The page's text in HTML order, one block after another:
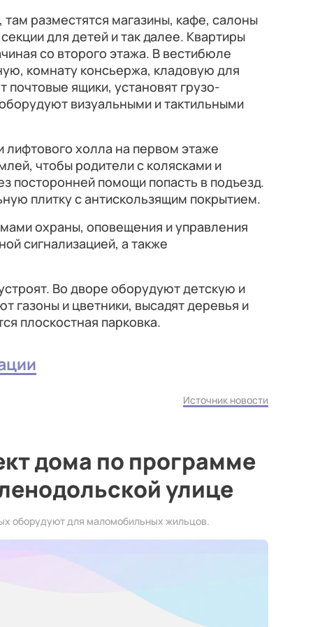
разместятся магазины, кафе, салоны
для детей и так далее. Квартиры
со второго этажа. В вестибюле
комнату консьержа, кладовую для
почтовые ящики, установят грузо-
визуальными и тактильными
лифтового холла на первом этаже
чтобы родители с колясками и
посторонней помощи попасть в подъезд.
плитку с антискользящим покрытием.
охраны, оповещения и управления
сигнализацией, а также
Во дворе оборудуют детскую и
газоны и цветники, высадят деревья и
плоскостная парковка.
Источник новости
дома по программе
улице
оборудуют для маломобильных жильцов.